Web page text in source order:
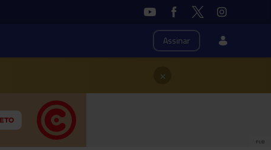
Assinar
×
PUB